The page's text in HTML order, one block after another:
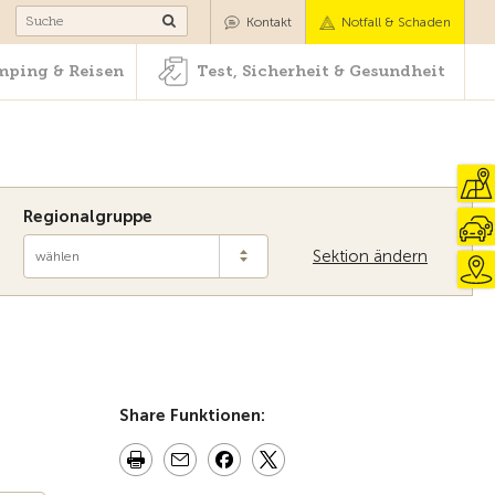
& Reisen Test, Sicherheit & Gesundheit
Kontakt Notfall & Schaden
& Reisen Test, Sicherheit & Gesundheit
Sektion ändern
Regionalgruppe
wählen
Share Funktionen: